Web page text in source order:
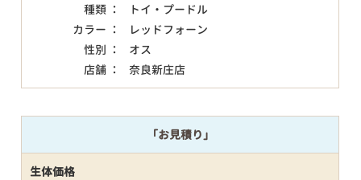
種類 ：
トイ・プードル
カラー ：
レッドフォーン
性別 ：
オス
店舗 ：
奈良新庄店
「お見積り」
生体価格